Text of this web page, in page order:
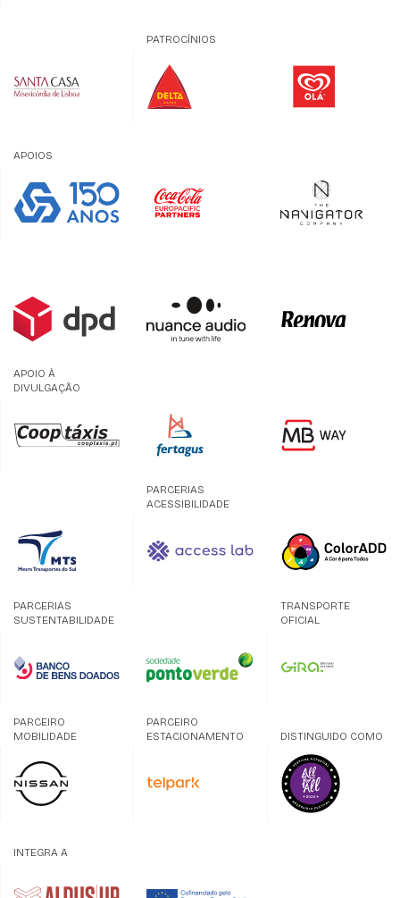
PATROCÍNIOS
APOIOS
APOIO À
DIVULGAÇÃO
PARCERIAS
ACESSIBILIDADE
PARCERIAS
SUSTENTABILIDADE
TRANSPORTE
OFICIAL
PARCEIRO
MOBILIDADE
PARCEIRO
ESTACIONAMENTO
DISTINGUIDO COMO
INTEGRA A